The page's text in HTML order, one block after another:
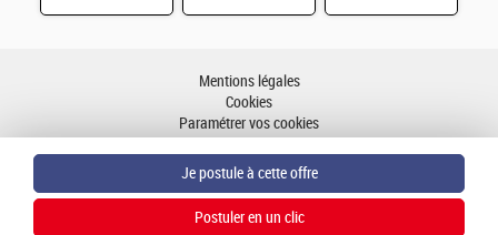
d'antidotes. H/F
human
DevOps H/F
Mentions légales
Cookies
Paramétrer vos cookies
Plan du site
Aller en haut